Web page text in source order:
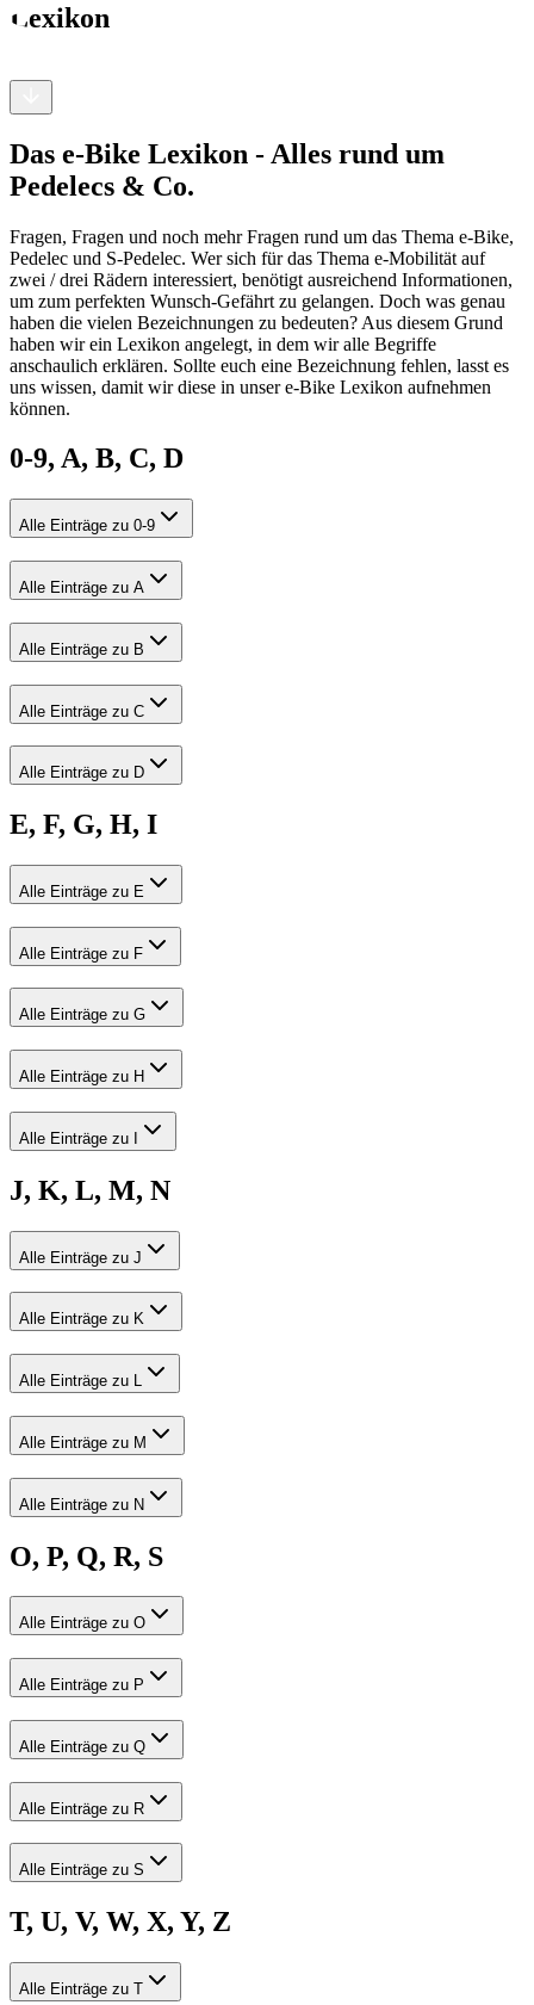
Lexikon
Das e-Bike Lexikon - Alles rund um
Pedelecs & Co. ​
Fragen, Fragen und noch mehr Fragen rund um das Thema e-Bike,
Pedelec und S-Pedelec. Wer sich für das Thema e-Mobilität auf
zwei / drei Rädern interessiert, benötigt ausreichend Informationen,
um zum perfekten Wunsch-Gefährt zu gelangen. Doch was genau
haben die vielen Bezeichnungen zu bedeuten? Aus diesem Grund
haben wir ein Lexikon angelegt, in dem wir alle Begriffe
anschaulich erklären. Sollte euch eine Bezeichnung fehlen, lasst es
uns wissen, damit wir diese in unser e-Bike Lexikon aufnehmen
können.
0-9, A, B, C, D
Alle Einträge zu 0-9
Alle Einträge zu A
Alle Einträge zu B
Alle Einträge zu C
Alle Einträge zu D
E, F, G, H, I
Alle Einträge zu E
Alle Einträge zu F
Alle Einträge zu G
Alle Einträge zu H
Alle Einträge zu I
J, K, L, M, N
Alle Einträge zu J
Alle Einträge zu K
Alle Einträge zu L
Alle Einträge zu M
Alle Einträge zu N
O, P, Q, R, S
Alle Einträge zu O
Alle Einträge zu P
Alle Einträge zu Q
Alle Einträge zu R
Alle Einträge zu S
T, U, V, W, X, Y, Z
Alle Einträge zu T